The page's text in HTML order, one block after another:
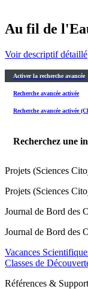
Au fil de
Voir descriptif détaillé
Activer la recherche avancée
Recherche avancée activée
Recherche avancée activée
Recherchez une
Projets (Sciences
Projets (Sciences
Journal de Bord des
Journal de Bord des
Vacances
Classes de
Références &